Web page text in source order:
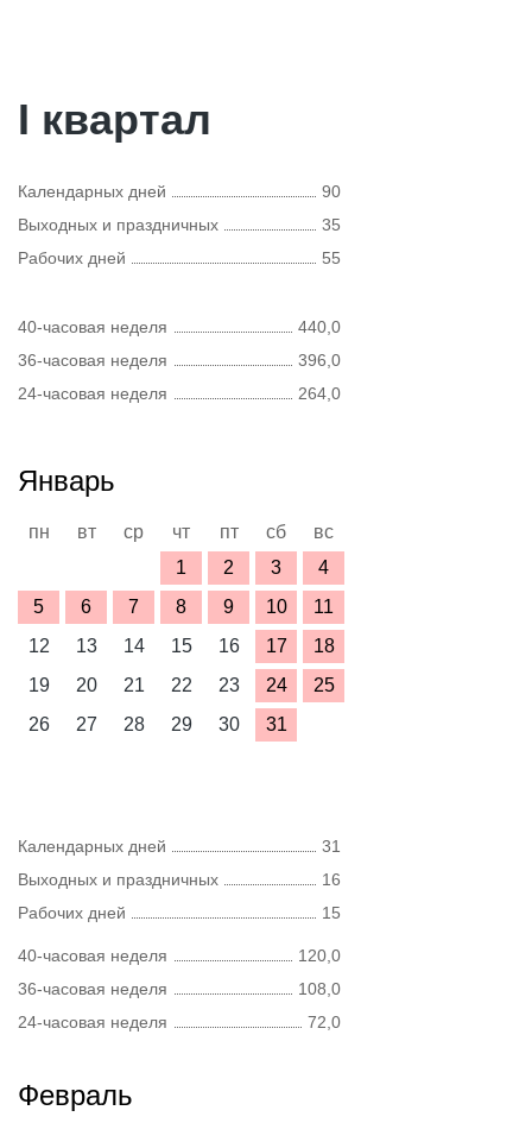
I квартал
Календарных дней
90
Выходных и праздничных
35
Рабочих дней
55
40-часовая неделя
440,0
36-часовая неделя
396,0
24-часовая неделя
264,0
Январь
пн вт ср чт пт сб
вс
1
2 3
4
5
6 7 8 9 10
11
12
13 14 15 16 17
18
19
20 21 22 23 24
25
26
27 28 29 30 31
Календарных дней
31
Выходных и праздничных
16
Рабочих дней
15
40-часовая неделя
120,0
36-часовая неделя
108,0
24-часовая неделя
72,0
Февраль